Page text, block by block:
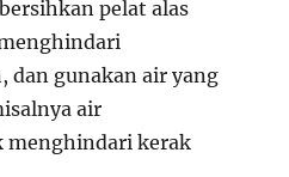
pelat alas
dan gunakan air yang
air
menghindari kerak